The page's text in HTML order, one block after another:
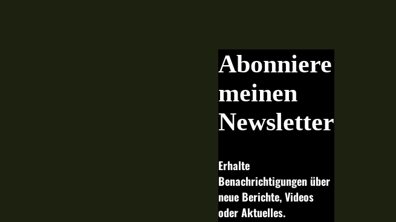
Abonniere
meinen
Newsletter
Erhalte
Benachrichtigungen über
neue Berichte, Videos
oder Aktuelles.